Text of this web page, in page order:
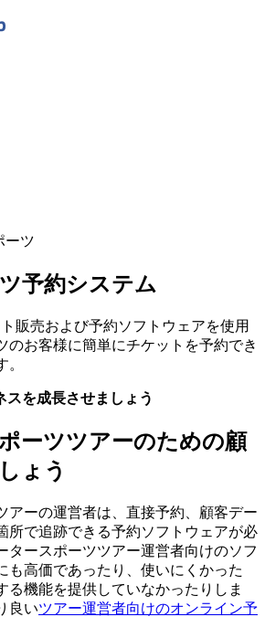
ーツ
予約システム
販売および予約ソフトウェアを使用
のお客様に簡単にチケットを予約でき
を成長させましょう
ーツツアーのための顧
ょう
アーの運営者は、直接予約、顧客デー
所で追跡できる予約ソフトウェアが必
タースポーツツアー運営者向けのソフ
も高価であったり、使いにくかった
る機能を提供していなかったりしま
良いツアー運営者向けのオンライン予